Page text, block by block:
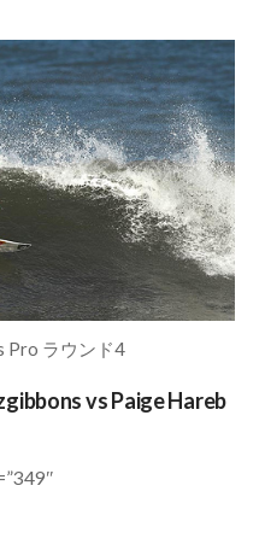
Pro ラウンド4
vs Paige Hareb